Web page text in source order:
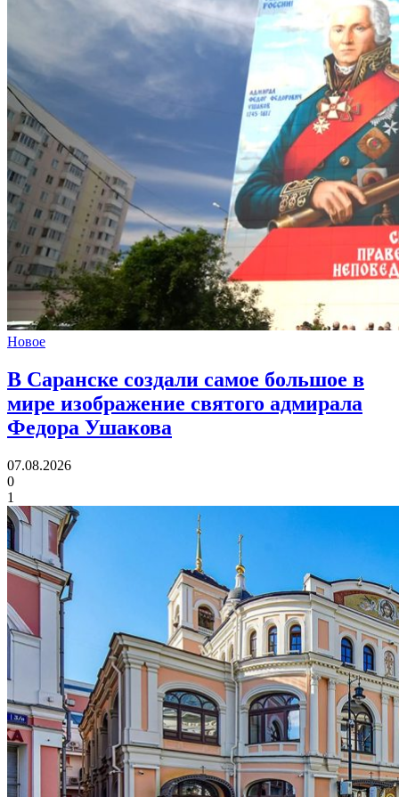
Новое
В Саранске создали самое большое в
мире изображение святого адмирала
Федора Ушакова
07.08.2026
0
1